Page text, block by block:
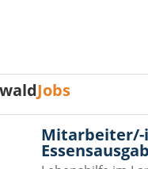
Jobs